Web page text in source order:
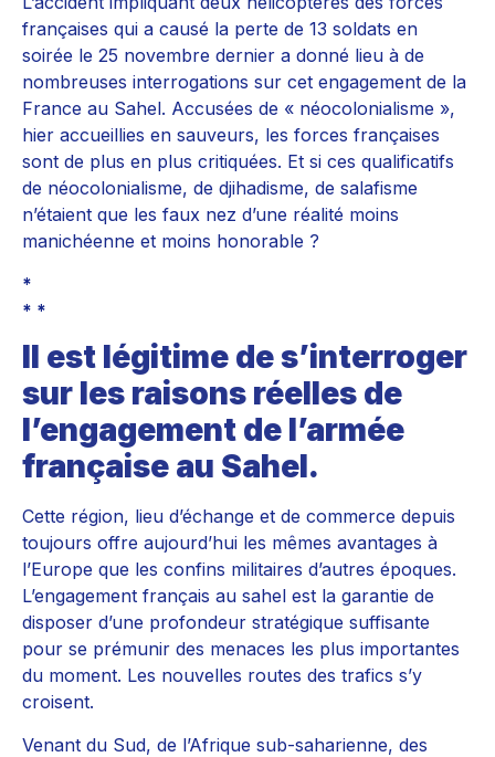
françaises qui a causé la perte de 13 soldats en
soirée le 25 novembre dernier a donné lieu à de
nombreuses interrogations sur cet engagement de la
France au Sahel. Accusées de « néocolonialisme »,
hier accueillies en sauveurs, les forces françaises
sont de plus en plus critiquées. Et si ces qualificatifs
de néocolonialisme, de djihadisme, de salafisme
n’étaient que les faux nez d’une réalité moins
manichéenne et moins honorable ?
*
* *
Il est légitime de s’interroger
sur les raisons réelles de
l’engagement de l’armée
française au Sahel.
Cette région, lieu d’échange et de commerce depuis
toujours offre aujourd’hui les mêmes avantages à
l’Europe que les confins militaires d’autres époques.
L’engagement français au sahel est la garantie de
disposer d’une profondeur stratégique suffisante
pour se prémunir des menaces les plus importantes
du moment. Les nouvelles routes des trafics s’y
croisent.
Venant du Sud, de l’Afrique sub-saharienne, des